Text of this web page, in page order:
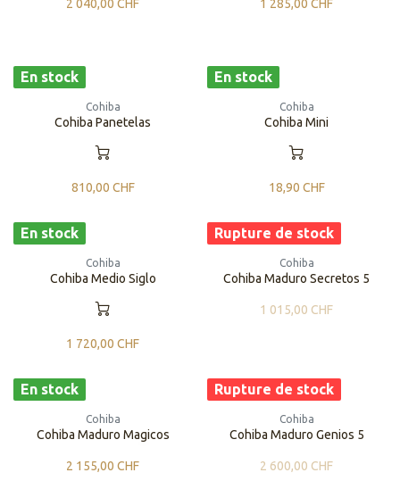
2 040,00 CHF 1 285,00 CHF
En stock
Cohiba
Cohiba Panetelas
810,00 CHF
En stock
Cohiba
Cohiba Mini
18,90 CHF
En stock
Cohiba
Cohiba Medio Siglo
1 720,00 CHF
Rupture de stock
Cohiba
Cohiba Maduro Secretos 5
1 015,00 CHF
En stock
Cohiba
Cohiba Maduro Magicos
2 155,00 CHF
Rupture de stock
Cohiba
Cohiba Maduro Genios 5
2 600,00 CHF